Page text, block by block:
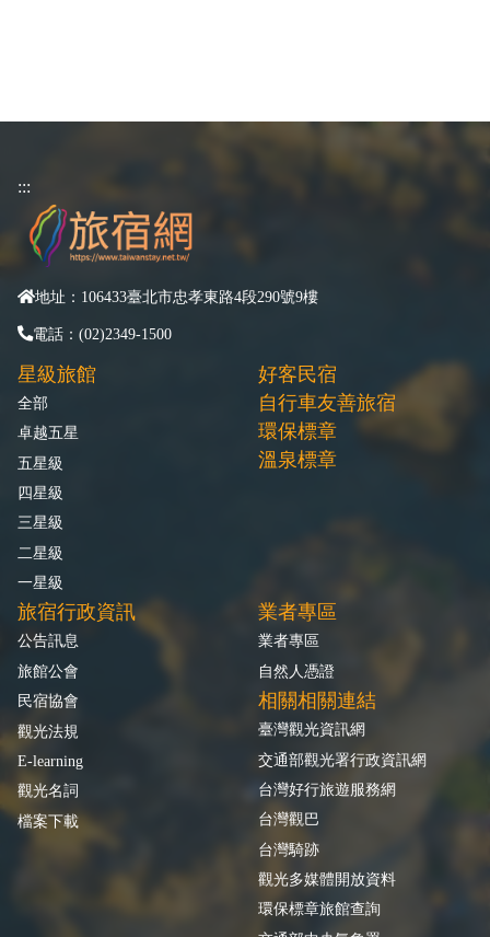
:::
地址：106433臺北市忠孝東路4段290號9樓
電話：(02)2349-1500
星級旅館
全部
卓越五星
五星級
四星級
三星級
二星級
一星級
好客民宿
自行車友善旅宿
環保標章
溫泉標章
旅宿行政資訊
公告訊息
旅館公會
民宿協會
觀光法規
E-learning
觀光名詞
檔案下載
業者專區
業者專區
自然人憑證
相關相關連結
臺灣觀光資訊網
交通部觀光署行政資訊網
台灣好行旅遊服務網
台灣觀巴
台灣騎跡
觀光多媒體開放資料
環保標章旅館查詢